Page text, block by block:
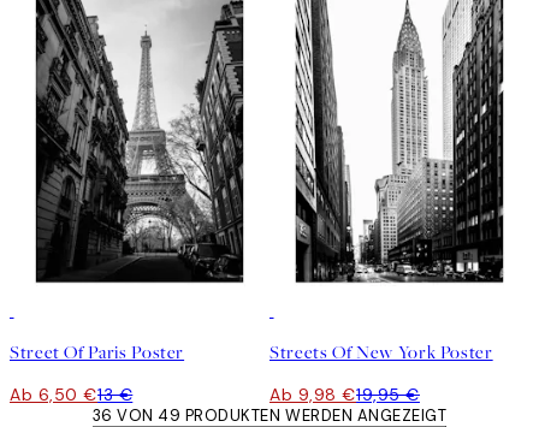
Street Of Paris Poster
Ab 6,50 €13 €
Streets Of New York Poster
Ab 9,98 €19,95 €
36 VON 49 PRODUKTEN WERDEN ANGEZEIGT